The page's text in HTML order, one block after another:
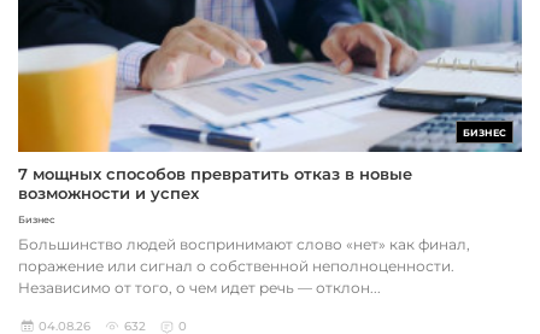
БИЗНЕС
7 мощных способов превратить отказ в новые
возможности и успех
Бизнес
Большинство людей воспринимают слово «нет» как финал,
поражение или сигнал о собственной неполноценности.
Независимо от того, о чем идет речь — отклон...
04.08.26 632 0